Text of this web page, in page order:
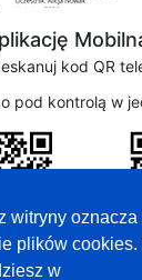
witryny oznacza
plików cookies.
w
kod QR
pod kontrolą w